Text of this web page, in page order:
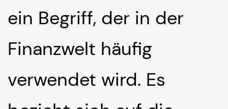
ein Begriff, der in der
Finanzwelt häufig
verwendet wird. Es